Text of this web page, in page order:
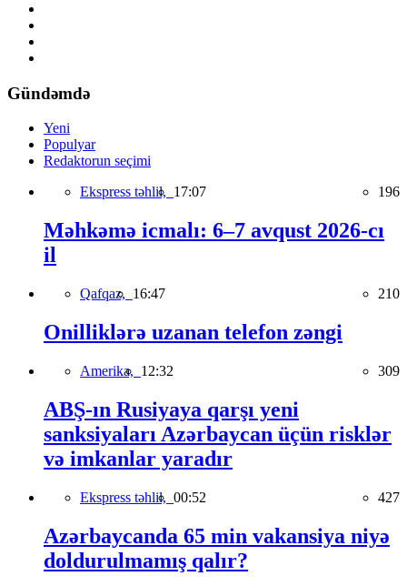
Gündəmdə
Yeni
Populyar
Redaktorun seçimi
Ekspress təhlil, 17:07 196
Məhkəmə icmalı: 6–7 avqust 2026-cı
il
Qafqaz, 16:47 210
Onilliklərə uzanan telefon zəngi
Amerika, 12:32 309
ABŞ-ın Rusiyaya qarşı yeni
sanksiyaları Azərbaycan üçün risklər
və imkanlar yaradır
Ekspress təhlil, 00:52 427
Azərbaycanda 65 min vakansiya niyə
doldurulmamış qalır?